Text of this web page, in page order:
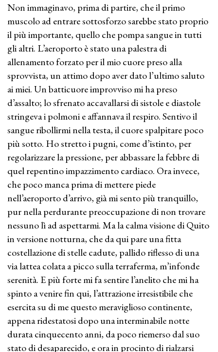
Non immaginavo, prima di partire, che il primo
muscolo ad entrare sottosforzo sarebbe stato proprio
il più importante, quello che pompa sangue in tutti
gli altri. L’aeroporto è stato una palestra di
allenamento forzato per il mio cuore preso alla
sprovvista, un attimo dopo aver dato l’ultimo saluto
ai miei. Un batticuore improvviso mi ha preso
d’assalto; lo sfrenato accavallarsi di sistole e diastole
stringeva i polmoni e affannava il respiro. Sentivo il
sangue ribollirmi nella testa, il cuore spalpitare poco
più sotto. Ho stretto i pugni, come d’istinto, per
regolarizzare la pressione, per abbassare la febbre di
quel repentino impazzimento cardiaco. Ora invece,
che poco manca prima di mettere piede
nell’aeroporto d’arrivo, già mi sento più tranquillo,
pur nella perdurante preoccupazione di non trovare
nessuno lì ad aspettarmi. Ma la calma visione di Quito
in versione notturna, che da qui pare una fitta
costellazione di stelle cadute, pallido riflesso di una
via lattea colata a picco sulla terraferma, m’infonde
serenità. E più forte mi fa sentire l’anelito che mi ha
spinto a venire fin qui, l’attrazione irresistibile che
esercita su di me questo meraviglioso continente,
appena ridestatosi dopo una interminabile notte
durata cinquecento anni, da poco riemerso dal suo
stato di desaparecido, e ora in procinto di rialzarsi